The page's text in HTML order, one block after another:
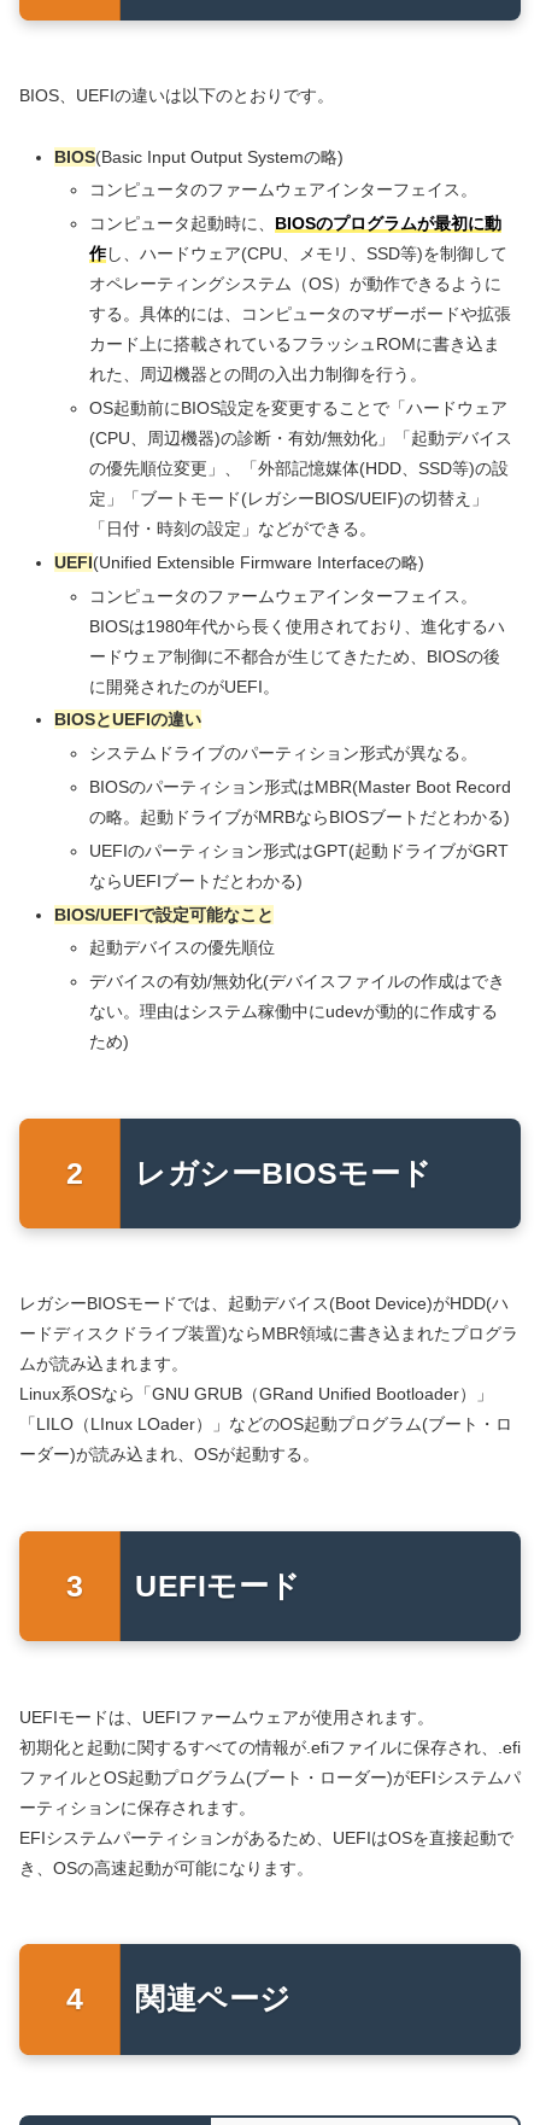
BIOS、UEFIの違いは以下のとおりです。
BIOS(Basic Input Output Systemの略)
コンピュータのファームウェアインターフェイス。
コンピュータ起動時に、 BIOSのプログラムが最初に動
作し、ハードウェア(CPU、メモリ、SSD等)を制御して
オペレーティングシステム（OS）が動作できるように
する。具体的には、コンピュータのマザーボードや拡張
カード上に搭載されているフラッシュROMに書き込ま
れた、周辺機器との間の入出力制御を行う。
OS起動前にBIOS設定を変更することで「ハードウェア
(CPU、周辺機器)の診断・有効/無効化」「起動デバイス
の優先順位変更」、「外部記憶媒体(HDD、SSD等)の設
定」「ブートモード(レガシーBIOS/UEIF)の切替え」
「日付・時刻の設定」などができる。
UEFI(Unified Extensible Firmware Interfaceの略)
コンピュータのファームウェアインターフェイス。
BIOSは1980年代から長く使用されており、進化するハ
ードウェア制御に不都合が生じてきたため、BIOSの後
に開発されたのがUEFI。
BIOSとUEFIの違い
システムドライブのパーティション形式が異なる。
BIOSのパーティション形式はMBR(Master Boot Record
の略。起動ドライブがMRBならBIOSブートだとわかる)
UEFIのパーティション形式はGPT(起動ドライブがGRT
ならUEFIブートだとわかる)
BIOS/UEFIで設定可能なこと
起動デバイスの優先順位
デバイスの有効/無効化(デバイスファイルの作成はでき
ない。理由はシステム稼働中にudevが動的に作成する
ため)
レガシーBIOSモード
レガシーBIOSモードでは、起動デバイス(Boot Device)がHDD(ハ
ードディスクドライブ装置)ならMBR領域に書き込まれたプログラ
ムが読み込まれます。
Linux系OSなら「GNU GRUB（GRand Unified Bootloader）」
「LILO（LInux LOader）」などのOS起動プログラム(ブート・ロ
ーダー)が読み込まれ、OSが起動する。
UEFIモード
UEFIモードは、UEFIファームウェアが使用されます。
初期化と起動に関するすべての情報が.efiファイルに保存され、.efi
ファイルとOS起動プログラム(ブート・ローダー)がEFIシステムパ
ーティションに保存されます。
EFIシステムパーティションがあるため、UEFIはOSを直接起動で
き、OSの高速起動が可能になります。
関連ページ